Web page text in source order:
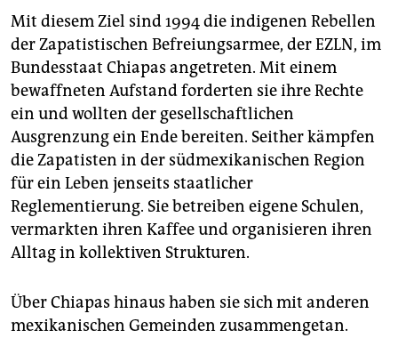
Mit diesem Ziel sind 1994 die indigenen Rebellen
der Zapatistischen Befreiungsarmee, der EZLN, im
Bundesstaat Chiapas angetreten. Mit einem
bewaffneten Aufstand forderten sie ihre Rechte
ein und wollten der gesellschaftlichen
Ausgrenzung ein Ende bereiten. Seither kämpfen
die Zapatisten in der südmexikanischen Region
für ein Leben jenseits staatlicher
Reglementierung. Sie betreiben eigene Schulen,
vermarkten ihren Kaffee und organisieren ihren
Alltag in kollektiven Strukturen.
Über Chiapas hinaus haben sie sich mit anderen
mexikanischen Gemeinden zusammengetan.